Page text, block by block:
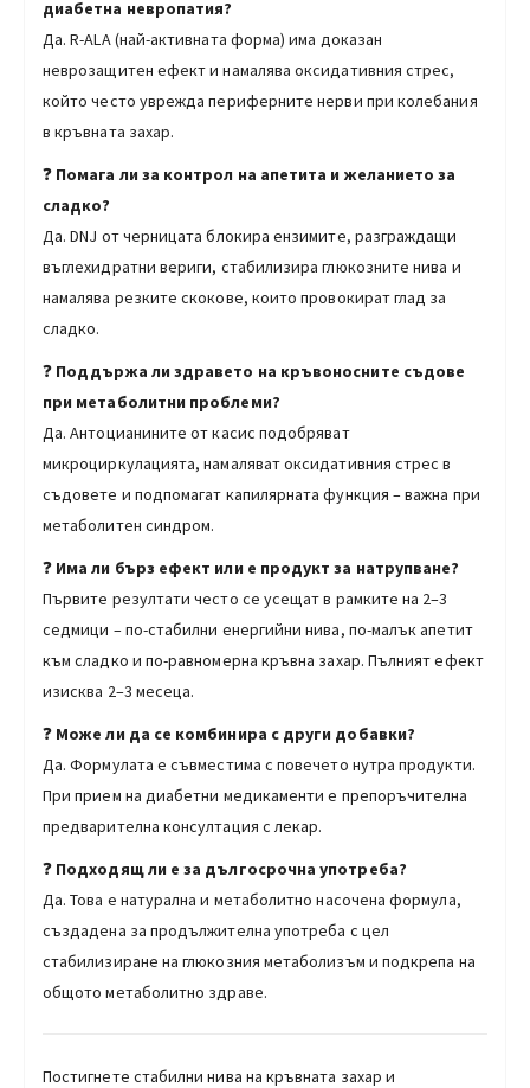
диабетна невропатия?
Да. R-ALA (най-активната форма) има доказан
неврозащитен ефект и намалява оксидативния стрес,
който често уврежда периферните нерви при колебания
в кръвната захар.
❓ Помага ли за контрол на апетита и желанието за
сладко?
Да. DNJ от черницата блокира ензимите, разграждащи
въглехидратни вериги, стабилизира глюкозните нива и
намалява резките скокове, които провокират глад за
сладко.
❓ Поддържа ли здравето на кръвоносните съдове
при метаболитни проблеми?
Да. Антоцианините от касис подобряват
микроциркулацията, намаляват оксидативния стрес в
съдовете и подпомагат капилярната функция – важна при
метаболитен синдром.
❓ Има ли бърз ефект или е продукт за натрупване?
Първите резултати често се усещат в рамките на 2–3
седмици – по-стабилни енергийни нива, по-малък апетит
към сладко и по-равномерна кръвна захар. Пълният ефект
изисква 2–3 месеца.
❓ Може ли да се комбинира с други добавки?
Да. Формулата е съвместима с повечето нутра продукти.
При прием на диабетни медикаменти е препоръчителна
предварителна консултация с лекар.
❓ Подходящ ли е за дългосрочна употреба?
Да. Това е натурална и метаболитно насочена формула,
създадена за продължителна употреба с цел
стабилизиране на глюкозния метаболизъм и подкрепа на
общото метаболитно здраве.
Постигнете стабилни нива на кръвната захар и